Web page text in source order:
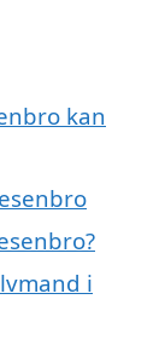
kan
i